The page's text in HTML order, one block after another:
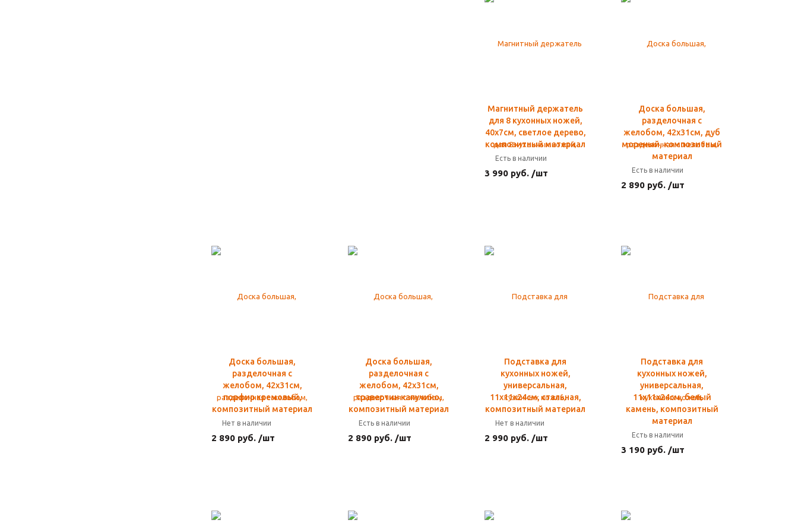
Магнитный держатель
для 8 кухонных ножей,
40х7см, светлое дерево,
композитный материал
Есть в наличии
3 990 руб. /шт
Доска большая,
разделочная c
желобом, 42х31см, дуб
мореный, композитный
материал
Есть в наличии
2 890 руб. /шт
Доска большая,
разделочная c
желобом, 42х31см,
порфир кремовый,
композитный материал
Нет в наличии
2 890 руб. /шт
Доска большая,
разделочная c
желобом, 42х31см,
травертин капучино,
композитный материал
Есть в наличии
2 890 руб. /шт
Подставка для
кухонных ножей,
универсальная,
11х11х24см, стальная,
композитный материал
Нет в наличии
2 990 руб. /шт
Подставка для
кухонных ножей,
универсальная,
11х11х24см, белый
камень, композитный
материал
Есть в наличии
3 190 руб. /шт